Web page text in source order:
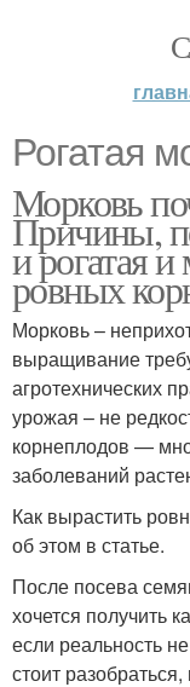
Рогатая
Морковь
Причины,
и рогатая
ровных
Морковь –
выращивание
агротехнических
урожая – не
корнеплодов —
заболеваний
Как вырастить
об этом в статье.
После посева
хочется получить
если реальность
стоит